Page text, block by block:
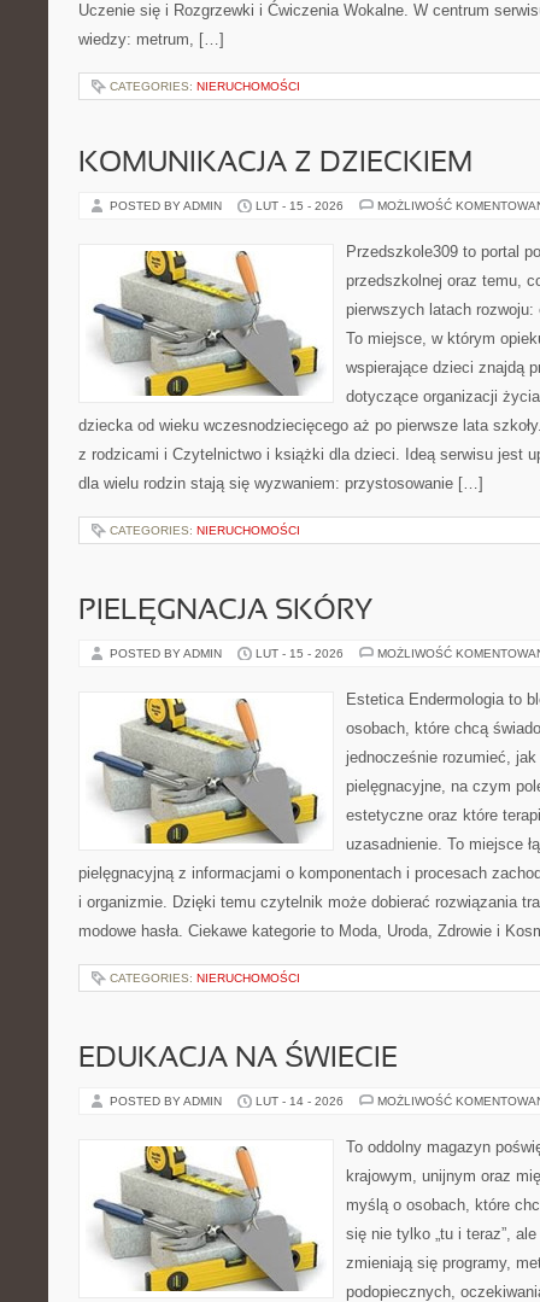
Uczenie się i Rozgrzewki i Ćwiczenia Wokalne. W centrum
wiedzy: metrum, […]
CATEGORIES: NIERUCHOMOŚCI
KOMUNIKACJA Z DZIECKIEM
POSTED BY ADMIN LUT - 15 - 2026 MOŻLIWOŚĆ
Przedszkole309 to portal
przedszkolnej oraz temu,
pierwszych latach
To miejsce, w którym
wspierające dzieci znajdą
dotyczące organizacji
dziecka od wieku wczesnodziecięcego aż po pierwsze lata
z rodzicami i Czytelnictwo i książki dla dzieci. Ideą serwisu jest
dla wielu rodzin stają się wyzwaniem: przystosowanie […]
CATEGORIES: NIERUCHOMOŚCI
PIELĘGNACJA SKÓRY
POSTED BY ADMIN LUT - 15 - 2026 MOŻLIWOŚĆ
Estetica Endermologia to
osobach, które chcą
jednocześnie rozumieć, jak
pielęgnacyjne, na czym
estetyczne oraz które
uzasadnienie. To miejsce
pielęgnacyjną z informacjami o komponentach i procesach
i organizmie. Dzięki temu czytelnik może dobierać rozwiązania
modowe hasła. Ciekawe kategorie to Moda, Uroda, Zdrowie i
CATEGORIES: NIERUCHOMOŚCI
EDUKACJA NA ŚWIECIE
POSTED BY ADMIN LUT - 14 - 2026 MOŻLIWOŚĆ
To oddolny magazyn
krajowym, unijnym oraz
myślą o osobach, które
się nie tylko „tu i teraz”,
zmieniają się programy,
podopiecznych,